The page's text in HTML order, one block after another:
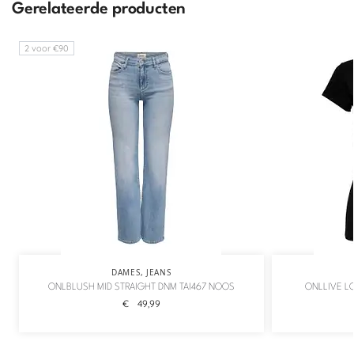
Gerelateerde producten
2 voor €90
DAMES, JEANS
ONLBLUSH MID STRAIGHT DNM TAI467 NOOS
€ 49,99
ONLLIVE